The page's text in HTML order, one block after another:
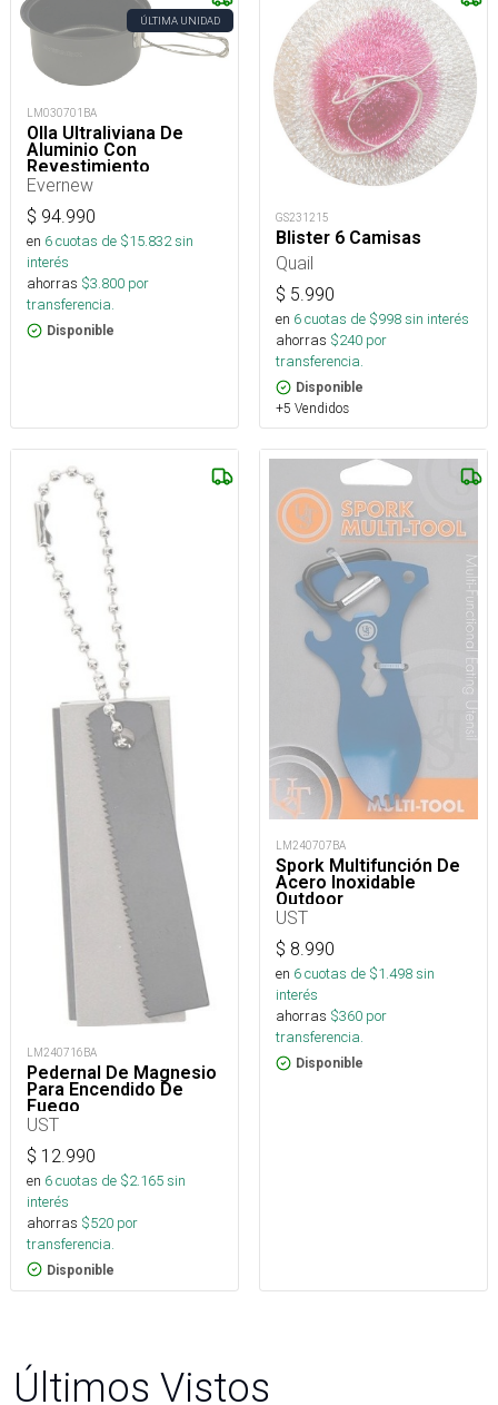
ÚLTIMA UNIDAD
LM030701BA
Olla Ultraliviana De
Aluminio Con
Revestimiento
Antiadherente-740 Ml
Evernew
$ 94.990
en 6cuotas de $15.832sin
interés
ahorras $3.800 por
transferencia.
Disponible
GS231215
Blister 6 Camisas
Quail
$ 5.990
en 6cuotas de $998sin interés
ahorras $240 por
transferencia.
Disponible
+5 Vendidos
LM240716BA
Pedernal De Magnesio
Para Encendido De
Fuego
UST
$ 12.990
en 6cuotas de $2.165sin
interés
ahorras $520 por
transferencia.
Disponible
LM240707BA
Spork Multifunción De
Acero Inoxidable
Outdoor
UST
$ 8.990
en 6cuotas de $1.498sin
interés
ahorras $360 por
transferencia.
Disponible
Últimos Vistos